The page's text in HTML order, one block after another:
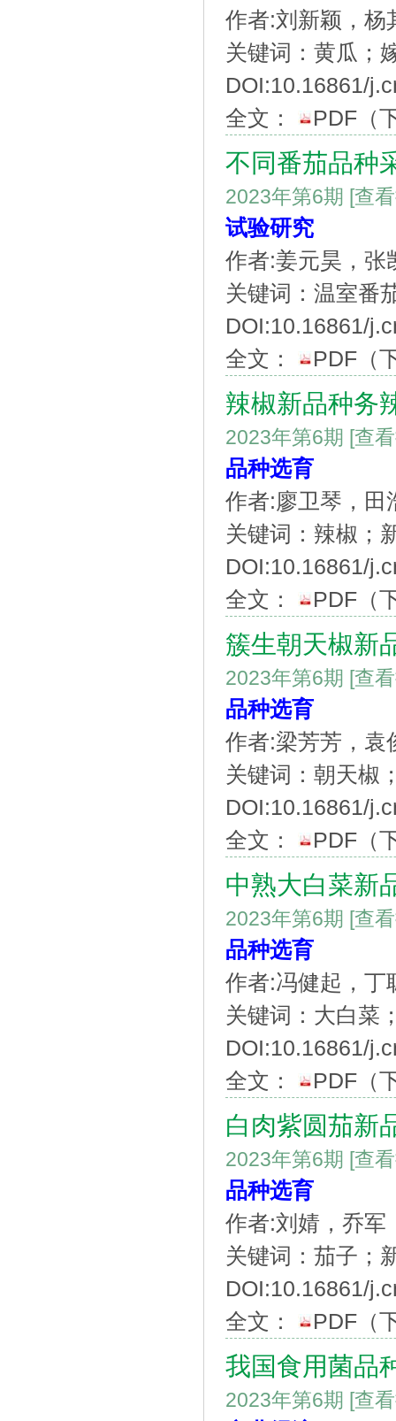
作者:刘新颖，杨
关键词：黄瓜；
DOI:10.16861/
全文：
PDF （
不同番茄品种
2023年第6期 [查
试验研究
作者:姜元昊，张
关键词：温室番
DOI:10.16861/
全文：
PDF （
辣椒新品种务
2023年第6期 [查
品种选育
作者:廖卫琴，田
关键词：辣椒；
DOI:10.16861/
全文：
PDF （
簇生朝天椒新
2023年第6期 [查
品种选育
作者:梁芳芳，袁
关键词：朝天椒
DOI:10.16861/
全文：
PDF （
中熟大白菜新
2023年第6期 [查
品种选育
作者:冯健起，丁
关键词：大白菜
DOI:10.16861/
全文：
PDF （
白肉紫圆茄新
2023年第6期 [查
品种选育
作者:刘婧，乔军
关键词：茄子；
DOI:10.16861/
全文：
PDF （
我国食用菌品
2023年第6期 [查